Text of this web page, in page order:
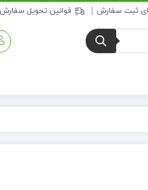
ثبت سفارش قوانین تحویل سفارش